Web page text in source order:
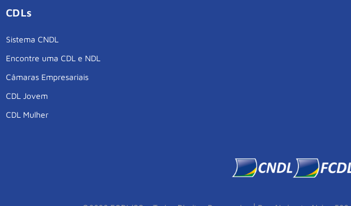
CDLs
Sistema CNDL
Encontre uma CDL e NDL
Câmaras Empresariais
CDL Jovem
CDL Mulher